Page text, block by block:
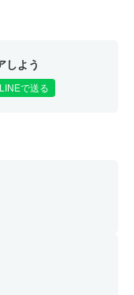
しよう
LINEで送る